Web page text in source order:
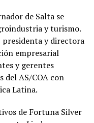
de Salta se
y turismo.
presidenta y directora
empresarial
y gerentes
del AS/COA con
Latina.
de Fortuna Silver